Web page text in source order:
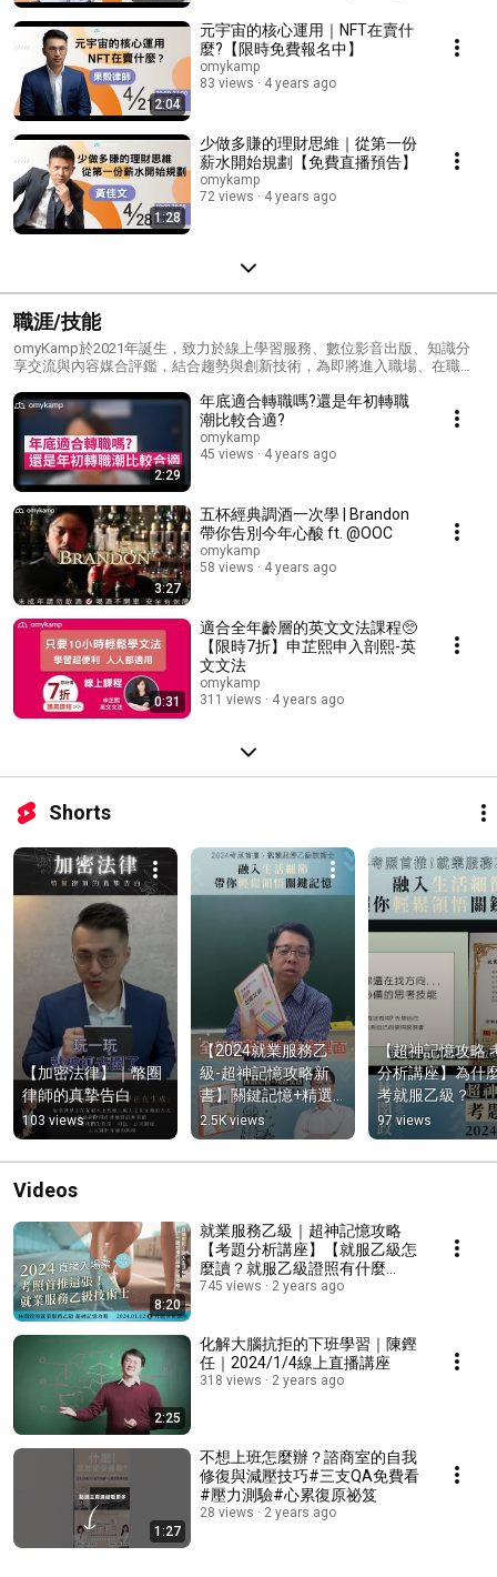
2:04
元宇宙的核心運用｜NFT在賣什
麼?【限時免費報名中】
omykamp
83 views
4 years ago
1:28
少做多賺的理財思維｜從第一份
薪水開始規劃【免費直播預告】
omykamp
72 views
4 years ago
職涯/技能
omyKamp於2021年誕生，致力於線上學習服務、數位影音出版、知識分
享交流與內容媒合評鑑，結合趨勢與創新技術，為即將進入職場、在職進
我、從分享發現價值」，傳遞多元領 域的學習薈萃，與你一起探索更寬廣
的世界
2:29
年底適合轉職嗎?還是年初轉職
潮比較合適?
omykamp
45 views
4 years ago
3:27
五杯經典調酒一次學 | Brandon
帶你告別今年心酸 ft. @OOC
omykamp
58 views
4 years ago
0:31
適合全年齡層的英文文法課程🥺
【限時7折】申芷熙申入剖熙-英
文文法
omykamp
311 views
4 years ago
Shorts
【加密法律】｜幣圈
律師的真摯告白
103 views
【2024就業服務乙
級-超神記憶攻略新
書】關鍵記憶+精選
試題，幫你輕鬆解讀
勞動法令，「想」過
就記住
2.5K views
【超神記憶攻略
分析講座】為什
考就服乙級？
97 views
Videos
8:20
就業服務乙級｜超神記憶攻略
【考題分析講座】【就服乙級怎
麼讀？就服乙級證照有什麼
用？】
745 views 2 years ago
2:25
化解大腦抗拒的下班學習｜陳鏗
任｜2024/1/4線上直播講座
318 views 2 years ago
1:27
不想上班怎麼辦？諮商室的自我
修復與減壓技巧#三支QA免費看
#壓力測驗#心累復原祕笈
28 views 2 years ago